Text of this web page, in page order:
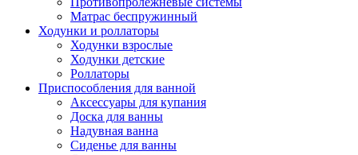
Матрас беспружинный
Ходунки и роллаторы
Ходунки взрослые
Ходунки детские
Роллаторы
Приспособления для ванной
Аксессуары для купания
Доска для ванны
Надувная ванна
Сиденье для ванны